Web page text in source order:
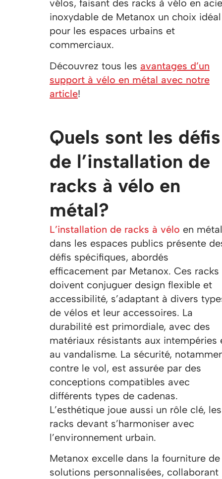
vélos, faisant des racks à vélo en
inoxydable de Metanox un choix idéal
pour les espaces urbains et
commerciaux.
Découvrez tous les avantages d’un
support à vélo en métal avec notre
article!
Quels sont les défis
de l’installation de
racks à vélo en
métal?
L’installation de racks à vélo en métal
dans les espaces publics présente
défis spécifiques, abordés
efficacement par Metanox. Ces racks
doivent conjuguer design flexible et
accessibilité, s’adaptant à divers
de vélos et leur accessoires. La
durabilité est primordiale, avec des
matériaux résistants aux intempéries
au vandalisme. La sécurité,
contre le vol, est assurée par des
conceptions compatibles avec
différents types de cadenas.
L’esthétique joue aussi un rôle clé, les
racks devant s’harmoniser avec
l’environnement urbain.
Metanox excelle dans la fourniture de
solutions personnalisées, collaborant